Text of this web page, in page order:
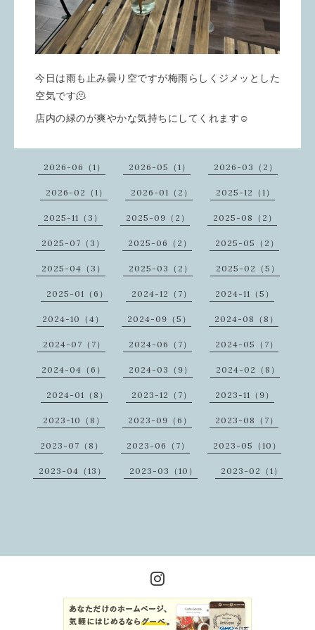
今日は雨も止み曇り空ですが梅雨らしくジメッとした
空気です🫠
店内の緑のが爽やかな気持ちにしてくれます☺️
2026-06（1） 2026-05（1） 2026-03（2）
2026-02（1） 2026-01（2） 2025-12（1）
2025-11（3） 2025-09（2） 2025-08（2）
2025-07（3） 2025-06（2） 2025-05（2）
2025-04（3） 2025-03（2） 2025-02（5）
2025-01（6） 2024-12（7） 2024-11（5）
2024-10（4） 2024-09（5） 2024-08（8）
2024-07（7） 2024-06（7） 2024-05（7）
2024-04（6） 2024-03（9） 2024-02（8）
2024-01（8） 2023-12（7） 2023-11（9）
2023-10（8） 2023-09（6） 2023-08（7）
2023-07（8） 2023-06（7） 2023-05（10）
2023-04（13） 2023-03（10） 2023-02（1）